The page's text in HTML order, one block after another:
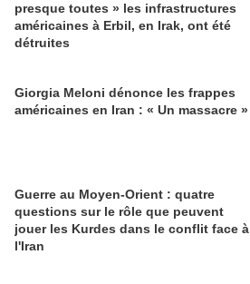
presque toutes » les infrastructures
américaines à Erbil, en Irak, ont été
détruites
Giorgia Meloni dénonce les frappes
américaines en Iran : « Un massacre »
Guerre au Moyen-Orient : quatre
questions sur le rôle que peuvent
jouer les Kurdes dans le conflit face à
l'Iran